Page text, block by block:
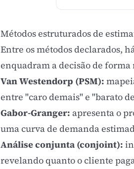
Métodos estruturados de
Entre os métodos declarados,
enquadram a decisão de
Van Westendorp (PSM):
entre "caro demais" e "barato
Gabor-Granger: apresenta o
uma curva de demanda
Análise conjunta (conjoint):
revelando quanto o cliente